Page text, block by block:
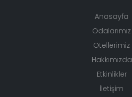
Anasayfa
Odalarımız
Otellerimiz
Hakkımızda
Etkinlikler
İletişim